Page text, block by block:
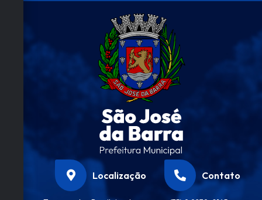
Localização Contato